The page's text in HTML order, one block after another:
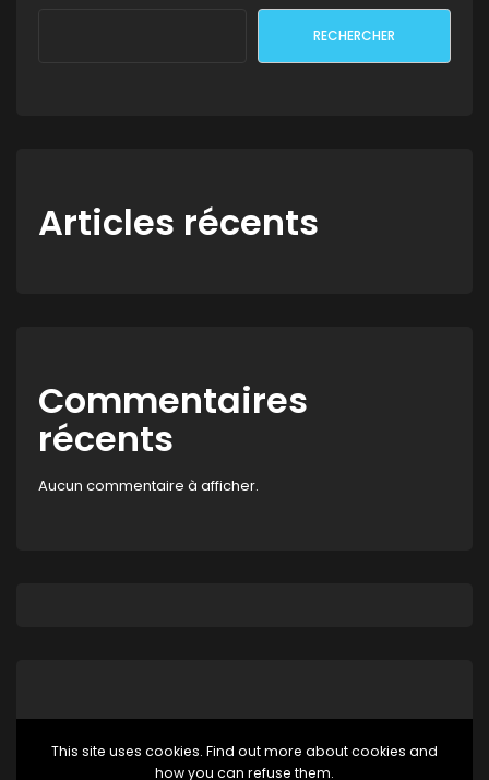
RECHERCHER
Articles récents
Commentaires
récents
Aucun commentaire à afficher.
This site uses cookies. Find out more about cookies and
how you can refuse them.